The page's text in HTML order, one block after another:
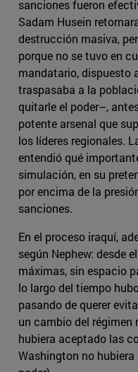
sanciones fueron
Sadam Husein
destrucción masiva,
porque no se tuvo en
mandatario, dispuesto
traspasaba a la
quitarle el poder–,
potente arsenal que
los líderes regionales.
entendió qué
simulación, en su
por encima de la
sanciones.
En el proceso iraquí,
según Nephew: desde
máximas, sin espacio
lo largo del tiempo
pasando de querer
un cambio del régimen
hubiera aceptado las
Washington no